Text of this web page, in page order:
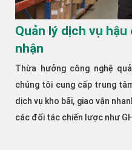
Quản lý dịch vụ
nhận
Thừa hưởng công nghệ
chúng tôi cung cấp trung
dịch vụ kho bãi, giao vận
các đối tác chiến lược như